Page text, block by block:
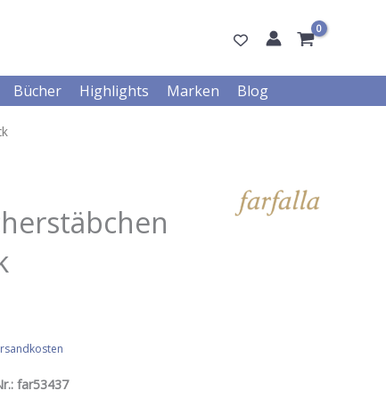
Bücher Highlights Marken Blog
far53437